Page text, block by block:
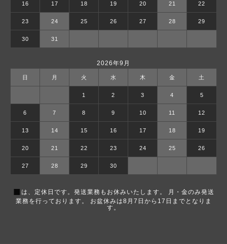
16 17 18 19 20 21 22
23 24 25 26 27 28 29
30 31
2026年9月
日 月 火 水 木 金 土
1 2 3 4 5
6 7 8 9 10 11 12
13 14 15 16 17 18 19
20 21 22 23 24 25 26
27 28 29 30
■ は、定休日です。発送業務もお休みいたします。 月・金のみ発送
業務を行っております。 お盆休みは8月7日から17日までとなりま
す。